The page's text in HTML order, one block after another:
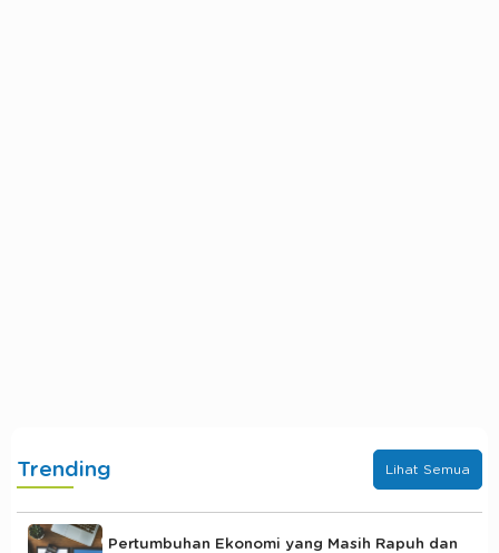
Trending Lihat Semua
Pertumbuhan Ekonomi yang Masih Rapuh dan